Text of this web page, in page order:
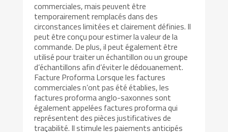
commerciales, mais peuvent être
temporairement remplacés dans des
circonstances limitées et clairement définies. Il
peut être conçu pour estimer la valeur de la
commande. De plus, il peut également être
utilisé pour traiter un échantillon ou un groupe
d’échantillons afin d’éviter le dédouanement.
Facture Proforma Lorsque les factures
commerciales n’ont pas été établies, les
factures proforma anglo-saxonnes sont
également appelées factures proforma qui
représentent des pièces justificatives de
traçabilité. Il stimule les paiements anticipés